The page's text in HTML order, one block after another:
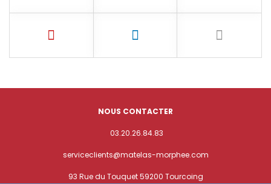
NOUS CONTACTER
03.20.26.84.83
serviceclients@matelas-morphee.com
93 Rue du Touquet 59200 Tourcoing